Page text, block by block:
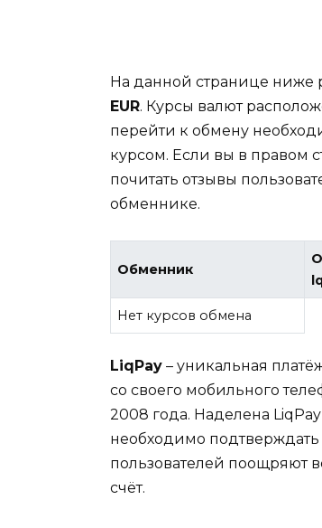
На данной странице ниже
EUR. Курсы валют
перейти к обмену
курсом. Если вы в правом
почитать отзывы
обменнике.
Обменник
Нет курсов обмена
LiqPay – уникальная
со своего мобильного
2008 года. Наделена
необходимо
пользователей поощряют
счёт.